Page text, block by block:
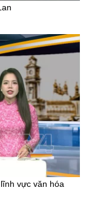
vực văn hóa